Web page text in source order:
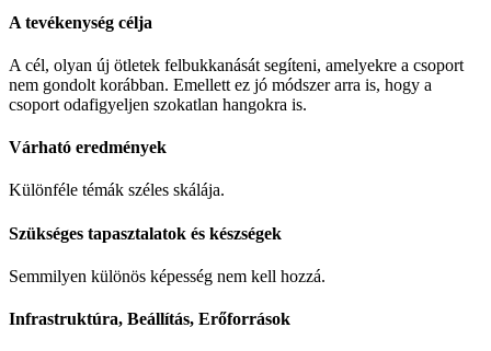
A tevékenység célja
A cél, olyan új ötletek felbukkanását segíteni, amelyekre a csoport
nem gondolt korábban. Emellett ez jó módszer arra is, hogy a
csoport odafigyeljen szokatlan hangokra is.
Várható eredmények
Különféle témák széles skálája.
Szükséges tapasztalatok és készségek
Semmilyen különös képesség nem kell hozzá.
Infrastruktúra, Beállítás, Erőforrások